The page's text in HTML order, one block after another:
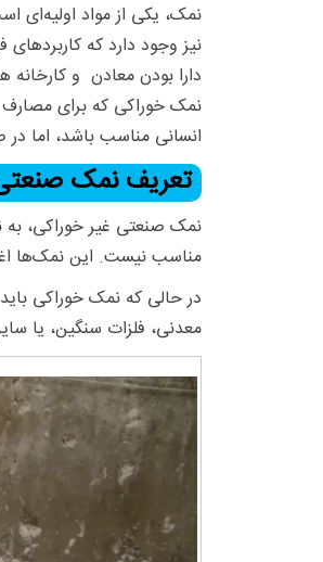
نمک، یکی از مواد اولیه‌ای
نیز وجود دارد که
دارا بودن معادن و
نمک خوراکی که برای مصارف
انسانی مناسب باشد، اما در
تعریف نمک
نمک صنعتی غیر خوراکی، به
مناسب نیست. این نمک‌ها
در حالی که نمک خوراکی
معدنی، فلزات سنگین، یا